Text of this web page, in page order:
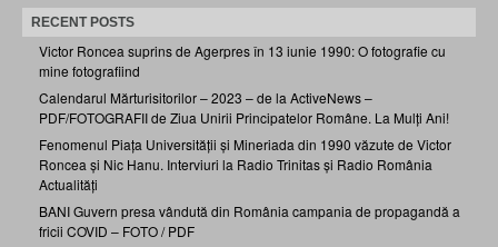
RECENT POSTS
Victor Roncea suprins de Agerpres în 13 iunie 1990: O fotografie cu
mine fotografiind
Calendarul Mărturisitorilor – 2023 – de la ActiveNews –
PDF/FOTOGRAFII de Ziua Unirii Principatelor Române. La Mulți Ani!
Fenomenul Piața Universității și Mineriada din 1990 văzute de Victor
Roncea și Nic Hanu. Interviuri la Radio Trinitas și Radio România
Actualități
BANI Guvern presa vândută din România campania de propagandă a
fricii COVID – FOTO / PDF